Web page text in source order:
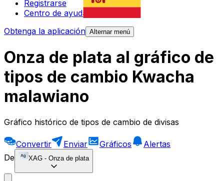
Registrarse
Centro de ayuda
Obtenga la aplicación Alternar menú
Onza de plata al gráfico de
tipos de cambio Kwacha
malawiano
Gráfico histórico de tipos de cambio de divisas
Convertir Enviar Gráficos
Alertas
De
XAG - Onza de plata